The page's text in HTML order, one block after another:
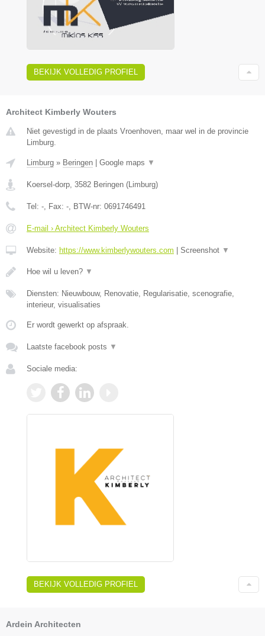
BEKIJK VOLLEDIG PROFIEL
Architect Kimberly Wouters
Niet gevestigd in de plaats Vroenhoven, maar wel in de provincie
Limburg.
Limburg » Beringen Google maps ▼
Koersel-dorp, 3582 Beringen (Limburg)
Tel: -, Fax: -, BTW-nr: 0691746491
E-mail › Architect Kimberly Wouters
Website: https://www.kimberlywouters.com Screenshot ▼
Hoe wil u leven? ▼
Diensten: Nieuwbouw, Renovatie, Regularisatie, scenografie,
interieur, visualisaties
Er wordt gewerkt op afspraak.
Laatste facebook posts ▼
Sociale media:
BEKIJK VOLLEDIG PROFIEL
Ardein Architecten